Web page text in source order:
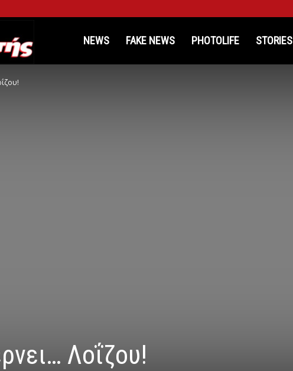
KokkinosProtathlitis.gr
NEWS FAKE NEWS PHOTOLIFE STORIES
Λοΐζου!